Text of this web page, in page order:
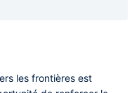
les frontières est